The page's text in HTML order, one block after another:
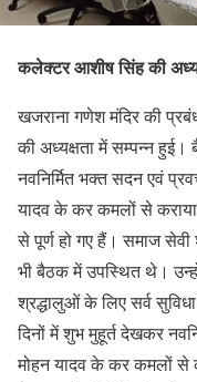
कलेक्टर आशीष सिंह की
खजराना गणेश मंदिर की
की अध्यक्षता में सम्पन्न हुई।
नवनिर्मित भक्त सदन एवं
यादव के कर कमलों से कराया
से पूर्ण हो गए हैं। समाज
भी बैठक में उपस्थित थे।
श्रद्धालुओं के लिए सर्व
दिनों में शुभ मुहूर्त देखकर
मोहन यादव के कर कमलों से